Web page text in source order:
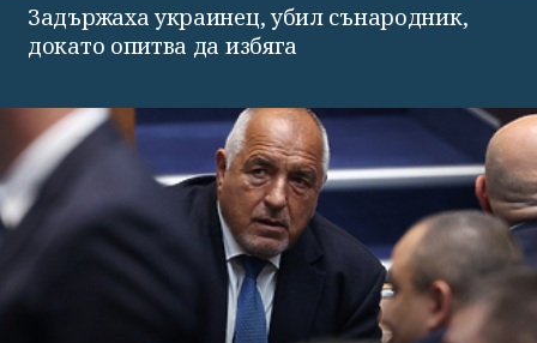
Задържаха украинец, убил сънародник,
докато опитва да избяга